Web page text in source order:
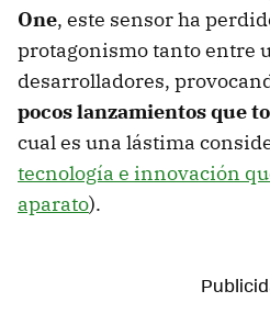
One, este sensor ha
protagonismo tanto entre
desarrolladores,
pocos lanzamientos que
cual es una lástima
tecnología e innovación
aparato).